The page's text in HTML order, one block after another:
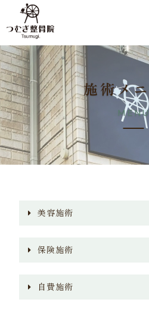
施術メニ
MENU
美容施術
保険施術
自費施術